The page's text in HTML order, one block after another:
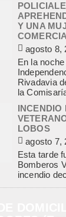
Y UNA
agosto 8,
En la
Rivadavia
la
INCENDIO
LOBOS
agosto 7,
Esta tarde
Bomberos
incendio
calle